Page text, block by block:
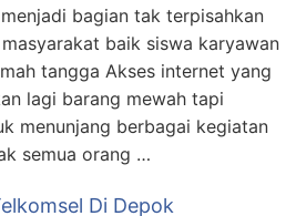
bagian tak terpisahkan
baik siswa karyawan
tangga Akses internet yang
lagi barang mewah tapi
menunjang berbagai kegiatan
semua orang …
Di Depok